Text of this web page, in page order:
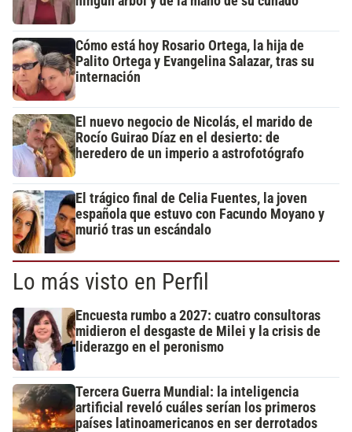
Cómo está hoy Rosario Ortega, la hija de
Palito Ortega y Evangelina Salazar, tras su
internación
El nuevo negocio de Nicolás, el marido de
Rocío Guirao Díaz en el desierto: de
heredero de un imperio a astrofotógrafo
El trágico final de Celia Fuentes, la joven
española que estuvo con Facundo Moyano y
murió tras un escándalo
Lo más visto en Perfil
Encuesta rumbo a 2027: cuatro consultoras
midieron el desgaste de Milei y la crisis de
liderazgo en el peronismo
Tercera Guerra Mundial: la inteligencia
artificial reveló cuáles serían los primeros
países latinoamericanos en ser derrotados